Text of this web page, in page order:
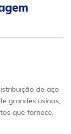
de aço
grandes usinas,
que fornece,